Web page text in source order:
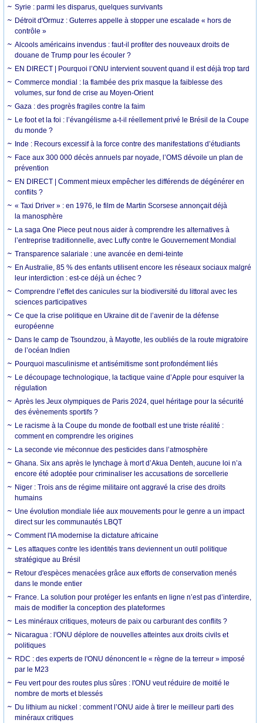
Syrie : parmi les disparus, quelques survivants
Détroit d'Ormuz : Guterres appelle à stopper une escalade « hors de
contrôle »
Alcools américains invendus : faut-il profiter des nouveaux droits de
douane de Trump pour les écouler ?
EN DIRECT | Pourquoi l’ONU intervient souvent quand il est déjà trop tard
Commerce mondial : la flambée des prix masque la faiblesse des
volumes, sur fond de crise au Moyen-Orient
Gaza : des progrès fragiles contre la faim
Le foot et la foi : l’évangélisme a-t-il réellement privé le Brésil de la Coupe
du monde ?
Inde : Recours excessif à la force contre des manifestations d’étudiants
Face aux 300 000 décès annuels par noyade, l’OMS dévoile un plan de
prévention
EN DIRECT | Comment mieux empêcher les différends de dégénérer en
conflits ?
« Taxi Driver » : en 1976, le film de Martin Scorsese annonçait déjà
la manosphère
La saga One Piece peut nous aider à comprendre les alternatives à
l’entreprise traditionnelle, avec Luffy contre le Gouvernement Mondial
Transparence salariale : une avancée en demi-teinte
En Australie, 85 % des enfants utilisent encore les réseaux sociaux malgré
leur interdiction : est-ce déjà un échec ?
Comprendre l’effet des canicules sur la biodiversité du littoral avec les
sciences participatives
Ce que la crise politique en Ukraine dit de l’avenir de la défense
européenne
Dans le camp de Tsoundzou, à Mayotte, les oubliés de la route migratoire
de l’océan Indien
Pourquoi masculinisme et antisémitisme sont profondément liés
Le découpage technologique, la tactique vaine d’Apple pour esquiver la
régulation
Après les Jeux olympiques de Paris 2024, quel héritage pour la sécurité
des évènements sportifs ?
Le racisme à la Coupe du monde de football est une triste réalité :
comment en comprendre les origines
La seconde vie méconnue des pesticides dans l’atmosphère
Ghana. Six ans après le lynchage à mort d’Akua Denteh, aucune loi n’a
encore été adoptée pour criminaliser les accusations de sorcellerie
Niger : Trois ans de régime militaire ont aggravé la crise des droits
humains
Une évolution mondiale liée aux mouvements pour le genre a un impact
direct sur les communautés LBQT
Comment l'IA modernise la dictature africaine
Les attaques contre les identités trans deviennent un outil politique
stratégique au Brésil
Retour d'espèces menacées grâce aux efforts de conservation menés
dans le monde entier
France. La solution pour protéger les enfants en ligne n’est pas d’interdire,
mais de modifier la conception des plateformes
Les minéraux critiques, moteurs de paix ou carburant des conflits ?
Nicaragua : l'ONU déplore de nouvelles atteintes aux droits civils et
politiques
RDC : des experts de l'ONU dénoncent le « règne de la terreur » imposé
par le M23
Feu vert pour des routes plus sûres : l'ONU veut réduire de moitié le
nombre de morts et blessés
Du lithium au nickel : comment l’ONU aide à tirer le meilleur parti des
minéraux critiques